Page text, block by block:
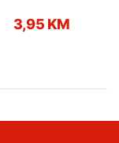
3,95 KM